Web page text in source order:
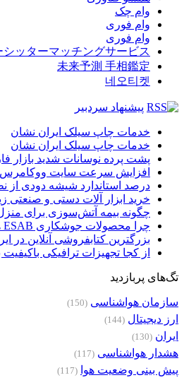
وام چک
وام فوری
وام فوری
シッターマッチングサービス
未来予測 手相鑑定
네오티켓
پیشنهاد سردبیر
خدمات چاپ سیلک ایران نشان
خدمات چاپ سیلک ایران نشان
پشت پرده نوسانات شدید
افزایش سرعت سایت ووکامرس
درصد استاندارد شیشه دودی از
خرید ابزار آلات دستی و صنعتی
چگونه بیمه آتش‌سوزی برای
چرا محصولات جوشکاری ESAB همچنان انتخاب اول صنایع بزرگ هستند؟
بزرگترین کتابفروشی آنلاین در
از کجا تجهیزات ترافیکی
تگ‌های پربازدید
سازمان هواشناسی (150)
ارز دیجیتال (144)
ایران (130)
هشدار هواشناسی (117)
پیش بینی وضعیت هوا (117)